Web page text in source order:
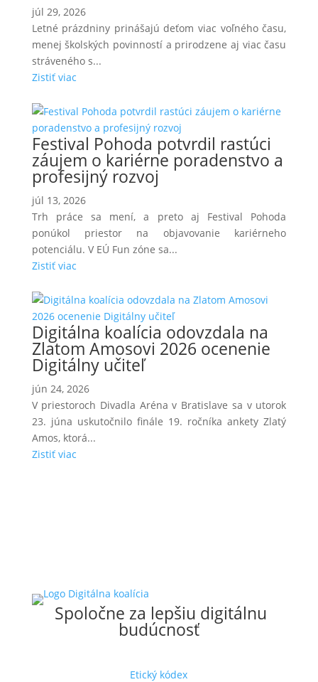
júl 29, 2026
Letné prázdniny prinášajú deťom viac voľného času,
menej školských povinností a prirodzene aj viac času
stráveného s...
Zistiť viac
Festival Pohoda potvrdil rastúci
záujem o kariérne poradenstvo a
profesijný rozvoj
júl 13, 2026
Trh práce sa mení, a preto aj Festival Pohoda
ponúkol priestor na objavovanie kariérneho
potenciálu. V EÚ Fun zóne sa...
Zistiť viac
Digitálna koalícia odovzdala na
Zlatom Amosovi 2026 ocenenie
Digitálny učiteľ
jún 24, 2026
V priestoroch Divadla Aréna v Bratislave sa v utorok
23. júna uskutočnilo finále 19. ročníka ankety Zlatý
Amos, ktorá...
Zistiť viac
Spoločne za lepšiu digitálnu
budúcnosť
Etický kódex